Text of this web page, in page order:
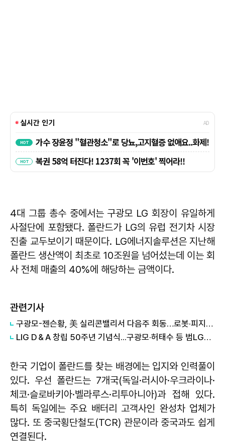
4대 그룹 총수 중에서는 구광모 LG 회장이 유일하게
사절단에 포함됐다. 폴란드가 LG의 유럽 전기차 시장
진출 교두보이기 때문이다. LG에너지솔루션은 지난해
폴란드 생산액이 최초로 10조원을 넘어섰는데 이는 회
사 전체 매출의 40%에 해당하는 금액이다.
관련기사
구광모-젠슨황, 美 실리콘밸리서 다음주 회동…로봇·피지컬AI 협력 논의
LIG D＆A 창립 50주년 기념식...구광모·허태수 등 범LG가 '집결'
한국 기업이 폴란드를 찾는 배경에는 입지와 인력풀이
있다. 우선 폴란드는 7개국(독일·러시아·우크라이나·
체코·슬로바키아·벨라루스·리투아니아)과 접해 있다.
특히 독일에는 주요 배터리 고객사인 완성차 업체가
많다. 또 중국횡단철도(TCR) 관문이라 중국과도 쉽게
연결된다.